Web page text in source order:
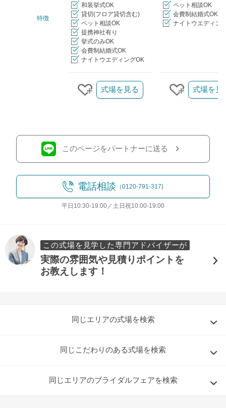
特徴
和装挙式OK
貸切(フロア貸切含む)
ペット相談OK
提携神社有り
挙式のみOK
会費制結婚式OK
ナイトウエディングOK
ペット相談OK
会費制結婚式OK
ナイトウエディン
クリップする
式場を見る
クリップす
式場を見
このページをパートナーに送る
電話相談 （0120-791-317)
平日10:30-19:00／土日祝10:00-19:00
この式場を見学した専門アドバイザーが
実際の雰囲気や見積りポイントを
お教えします！
同じエリアの式場を検索
同じこだわりのある式場を検索
同じエリアのブライダルフェアを検索